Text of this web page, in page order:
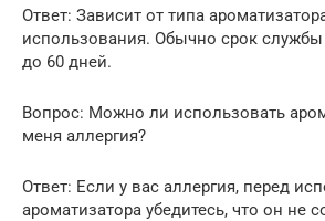
Ответ: Зависит от типа
использования. Обычно срок службы
до 60 дней.
Вопрос: Можно ли использовать
меня аллергия?
Ответ: Если у вас аллергия, перед
ароматизатора убедитесь, что он не